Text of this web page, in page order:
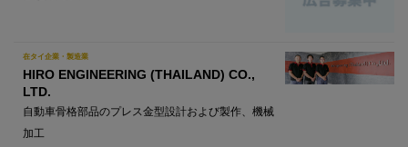
在タイ企業・製造業
HIRO ENGINEERING (THAILAND) CO.,
LTD.
自動車骨格部品のプレス金型設計および製作、機械
加工